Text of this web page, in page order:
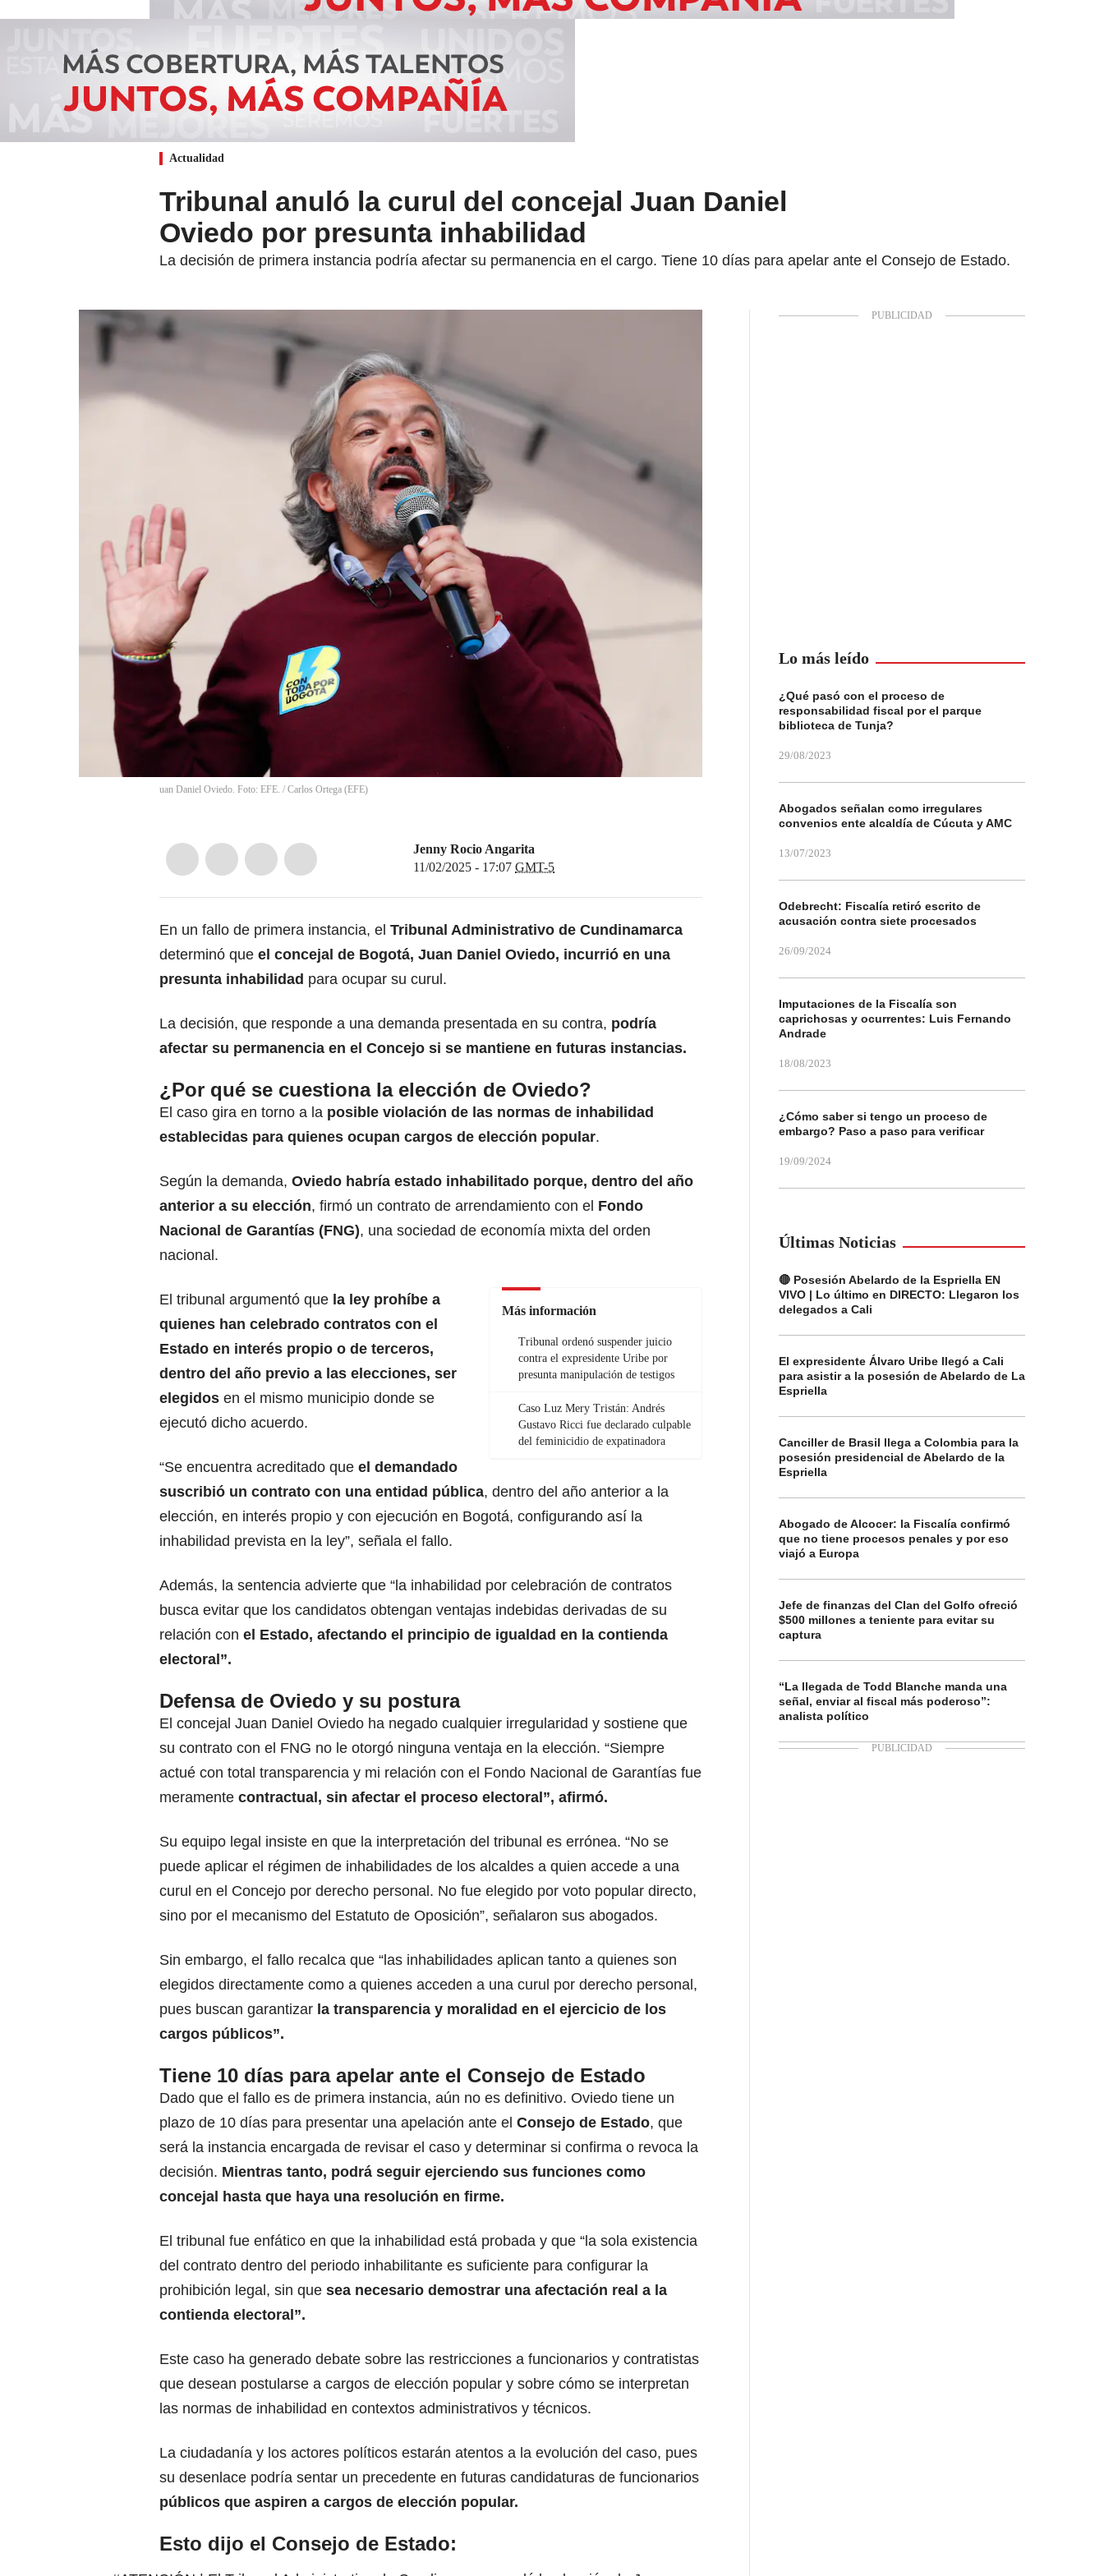
Actualidad
Tribunal anuló la curul del concejal Juan Daniel
Oviedo por presunta inhabilidad
La decisión de primera instancia podría afectar su permanencia en el cargo. Tiene 10 días para apelar ante el Consejo de Estado.
uan Daniel Oviedo. Foto: EFE. / Carlos Ortega (EFE)
Jenny Rocio Angarita
11/02/2025 - 17:07 GMT-5
En un fallo de primera instancia, el Tribunal Administrativo de Cundinamarca
determinó que el concejal de Bogotá, Juan Daniel Oviedo, incurrió en una
presunta inhabilidad para ocupar su curul.
La decisión, que responde a una demanda presentada en su contra, podría
afectar su permanencia en el Concejo si se mantiene en futuras instancias.
¿Por qué se cuestiona la elección de Oviedo?
El caso gira en torno a la posible violación de las normas de inhabilidad
establecidas para quienes ocupan cargos de elección popular.
Según la demanda, Oviedo habría estado inhabilitado porque, dentro del año
anterior a su elección, firmó un contrato de arrendamiento con el Fondo
Nacional de Garantías (FNG), una sociedad de economía mixta del orden
nacional.
Más información
Tribunal ordenó suspender juicio
contra el expresidente Uribe por
presunta manipulación de testigos
Caso Luz Mery Tristán: Andrés
Gustavo Ricci fue declarado culpable
del feminicidio de expatinadora
El tribunal argumentó que la ley prohíbe a
quienes han celebrado contratos con el
Estado en interés propio o de terceros,
dentro del año previo a las elecciones, ser
elegidos en el mismo municipio donde se
ejecutó dicho acuerdo.
“Se encuentra acreditado que el demandado
suscribió un contrato con una entidad pública, dentro del año anterior a la
elección, en interés propio y con ejecución en Bogotá, configurando así la
inhabilidad prevista en la ley”, señala el fallo.
Además, la sentencia advierte que “la inhabilidad por celebración de contratos
busca evitar que los candidatos obtengan ventajas indebidas derivadas de su
relación con el Estado, afectando el principio de igualdad en la contienda
electoral”.
Defensa de Oviedo y su postura
El concejal Juan Daniel Oviedo ha negado cualquier irregularidad y sostiene que
su contrato con el FNG no le otorgó ninguna ventaja en la elección. “Siempre
actué con total transparencia y mi relación con el Fondo Nacional de Garantías fue
meramente contractual, sin afectar el proceso electoral”, afirmó.
Su equipo legal insiste en que la interpretación del tribunal es errónea. “No se
puede aplicar el régimen de inhabilidades de los alcaldes a quien accede a una
curul en el Concejo por derecho personal. No fue elegido por voto popular directo,
sino por el mecanismo del Estatuto de Oposición”, señalaron sus abogados.
Sin embargo, el fallo recalca que “las inhabilidades aplican tanto a quienes son
elegidos directamente como a quienes acceden a una curul por derecho personal,
pues buscan garantizar la transparencia y moralidad en el ejercicio de los
cargos públicos”.
Tiene 10 días para apelar ante el Consejo de Estado
Dado que el fallo es de primera instancia, aún no es definitivo. Oviedo tiene un
plazo de 10 días para presentar una apelación ante el Consejo de Estado, que
será la instancia encargada de revisar el caso y determinar si confirma o revoca la
decisión. Mientras tanto, podrá seguir ejerciendo sus funciones como
concejal hasta que haya una resolución en firme.
El tribunal fue enfático en que la inhabilidad está probada y que “la sola existencia
del contrato dentro del periodo inhabilitante es suficiente para configurar la
prohibición legal, sin que sea necesario demostrar una afectación real a la
contienda electoral”.
Este caso ha generado debate sobre las restricciones a funcionarios y contratistas
que desean postularse a cargos de elección popular y sobre cómo se interpretan
las normas de inhabilidad en contextos administrativos y técnicos.
La ciudadanía y los actores políticos estarán atentos a la evolución del caso, pues
su desenlace podría sentar un precedente en futuras candidaturas de funcionarios
públicos que aspiren a cargos de elección popular.
Esto dijo el Consejo de Estado:
Lo más leído
¿Qué pasó con el proceso de
responsabilidad fiscal por el parque
biblioteca de Tunja?
29/08/2023
Abogados señalan como irregulares
convenios ente alcaldía de Cúcuta y AMC
13/07/2023
Odebrecht: Fiscalía retiró escrito de
acusación contra siete procesados
26/09/2024
Imputaciones de la Fiscalía son
caprichosas y ocurrentes: Luis Fernando
Andrade
18/08/2023
¿Cómo saber si tengo un proceso de
embargo? Paso a paso para verificar
19/09/2024
Últimas Noticias
🔴 Posesión Abelardo de la Espriella EN
VIVO | Lo último en DIRECTO: Llegaron los
delegados a Cali
El expresidente Álvaro Uribe llegó a Cali
para asistir a la posesión de Abelardo de La
Espriella
Canciller de Brasil llega a Colombia para la
posesión presidencial de Abelardo de la
Espriella
Abogado de Alcocer: la Fiscalía confirmó
que no tiene procesos penales y por eso
viajó a Europa
Jefe de finanzas del Clan del Golfo ofreció
$500 millones a teniente para evitar su
captura
“La llegada de Todd Blanche manda una
señal, enviar al fiscal más poderoso”:
analista político